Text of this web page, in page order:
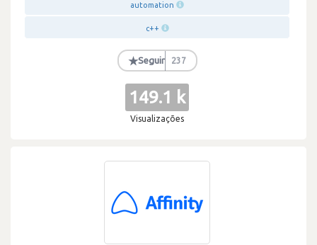
automation
c++
★Seguir 237
149.1 k
Visualizações